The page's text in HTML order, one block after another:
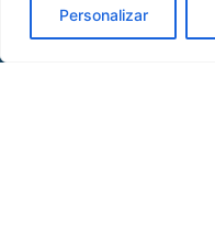
Personalizar